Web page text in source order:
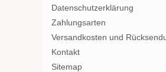
Datenschutzerklärung
Zahlungsarten
Versandkosten und
Kontakt
Sitemap